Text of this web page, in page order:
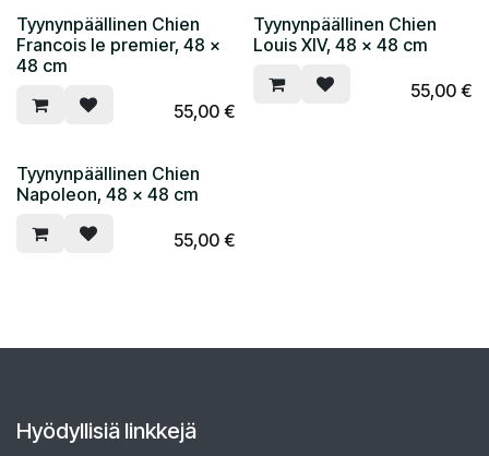
Tyynynpäällinen Chien
Francois le premier, 48 x
48 cm
55,00€
Tyynynpäällinen Chien
Louis XIV, 48 x 48 cm
55,00€
Tyynynpäällinen Chien
Napoleon, 48 x 48 cm
55,00€
Hyödyllisiä linkkejä